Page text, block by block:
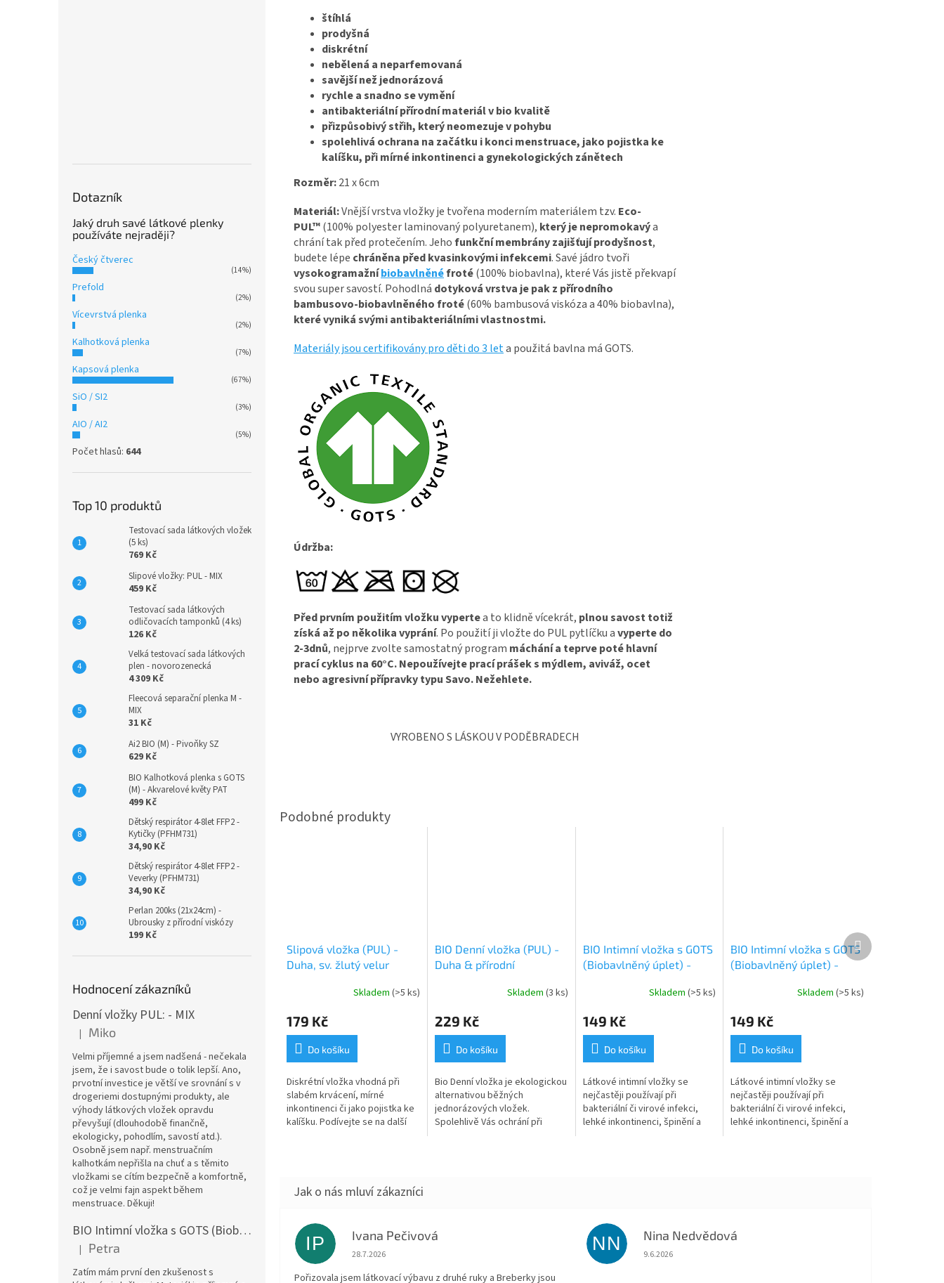
Dotazník
Jaký druh savé látkové plenky
používáte nejraději?
Český čtverec
(14%)
Prefold
(2%)
Vícevrstvá plenka
(2%)
Kalhotková plenka
(7%)
Kapsová plenka
(67%)
SiO / SI2
(3%)
AIO / AI2
(5%)
Počet hlasů: 644
Top 10 produktů
Testovací sada látkových vložek
(5 ks)
769 Kč
Slipové vložky: PUL - MIX
459 Kč
Testovací sada látkových
odličovacích tamponků (4 ks)
126 Kč
Velká testovací sada látkových
plen - novorozenecká
4 309 Kč
Fleecová separační plenka M -
MIX
31 Kč
Ai2 BIO (M) - Pivoňky SZ
629 Kč
BIO Kalhotková plenka s GOTS
(M) - Akvarelové květy PAT
499 Kč
Dětský respirátor 4-8let FFP2 -
Kytičky (PFHM731)
34,90 Kč
Dětský respirátor 4-8let FFP2 -
Veverky (PFHM731)
34,90 Kč
Perlan 200ks (21x24cm) -
Ubrousky z přírodní viskózy
199 Kč
Hodnocení zákazníků
Denní vložky PUL: - MIX
Hodnocení produktu je 5 z 5 hvězdiček.
| Miko
Velmi příjemné a jsem nadšená - nečekala
jsem, že i savost bude o tolik lepší. Ano,
prvotní investice je větší ve srovnání s v
drogeriemi dostupnými produkty, ale
výhody látkových vložek opravdu
převyšují (dlouhodobě finančně,
ekologicky, pohodlím, savostí atd.).
Osobně jsem např. menstruačním
kalhotkám nepřišla na chuť a s těmito
vložkami se cítím bezpečně a komfortně,
což je velmi fajn aspekt během
menstruace. Děkuji!
BIO Intimní vložka s GOTS (Biobavlněný úplet) - Malované pivoňky v hořčicové
Hodnocení produktu je 5 z 5 hvězdiček.
| Petra
Zatím mám první den zkušenost s
štíhlá
prodyšná
diskrétní
nebělená a neparfemovaná
savější než jednorázová
rychle a snadno se vymění
antibakteriální přírodní materiál v bio kvalitě
přizpůsobivý střih, který neomezuje v pohybu
spolehlivá ochrana na začátku i konci menstruace, jako pojistka ke
kalíšku, při mírné inkontinenci a gynekologických zánětech
Rozměr:21 x 6cm
Materiál:Vnější vrstva vložky je tvořena moderním materiálem tzv. Eco-
PUL™(100% polyester laminovaný polyuretanem), který je nepromokavýa
chrání tak před protečením. Jehofunkční membrány zajišťují prodyšnost,
budete lépe chráněna před kvasinkovými infekcemi. Savé jádro tvoři
vysokogramažníbiobavlněnéfroté(100% biobavlna), které Vás jistě překvapí
svou super savostí. Pohodlná dotyková vrstva je pak z přírodního
bambusovo-biobavlněného froté(60% bambusová viskóza a 40% biobavlna),
které vyniká svými antibakteriálními vlastnostmi.
Materiály jsou certifikovány pro děti do 3 leta použitá bavlna má GOTS.
Údržba:
Před prvním použitím vložku vypertea to klidně vícekrát, plnou savost totiž
získá až po několika vyprání. Po použití ji vložte do PUL pytlíčku avyperte do
2-3dnů, nejprve zvolte samostatný program máchání a teprve poté hlavní
prací cyklus na 60°C.Nepoužívejte prací prášek s mýdlem, aviváž, ocet
nebo agresivní přípravky typu Savo.Nežehlete.
VYROBENO S LÁSKOU V PODĚBRADECH
Slipová vložka (PUL) -
Duha, sv. žlutý velur
Skladem (>5 ks)
179 Kč
Do košíku
Diskrétní vložka vhodná při
slabém krvácení, mírné
inkontinenci či jako pojistka ke
kalíšku. Podívejte se na další
BIO Denní vložka (PUL) -
Duha & přírodní
Skladem (3 ks)
229 Kč
Do košíku
Bio Denní vložka je ekologickou
alternativou běžných
jednorázových vložek.
Spolehlivě Vás ochrání při
BIO Intimní vložka s GOTS
(Biobavlněný úplet) -
Skladem(>5 ks)
149 Kč
Do košíku
Látkové intimní vložky se
nejčastěji používají při
bakteriální či virové infekci,
lehké inkontinenci, špinění a
BIO Intimní vložka s GOTS
(Biobavlněný úplet) -
Skladem (>5 ks)
149 Kč
Do košíku
Látkové intimní vložky se
nejčastěji používají při
bakteriální či virové infekci,
lehké inkontinenci, špinění a
Další
produkt
IP Ivana Pečivová
Hodnocení obchodu je 5 z 5 hvězdiček.
28.7.2026
Pořizovala jsem látkovací výbavu z druhé ruky a Breberky jsou
NN Nina Nedvědová
Hodnocení obchodu je 5 z 5 hvězdiček.
9.6.2026